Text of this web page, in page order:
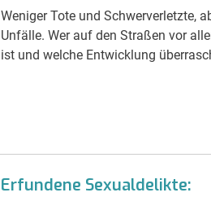
Weniger Tote und Schwerverletzte,
Unfälle. Wer auf den Straßen vor
ist und welche Entwicklung
Erfundene Sexualdelikte: